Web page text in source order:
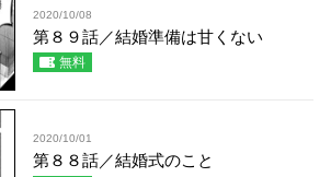
2020/10/08
第８９話／結婚準備は甘くない
無料
2020/10/01
第８８話／結婚式のこと